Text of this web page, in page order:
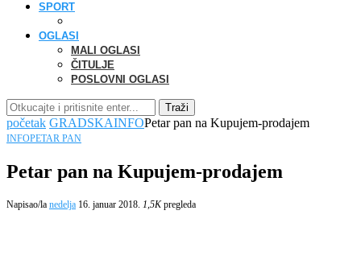
SPORT
OGLASI
MALI OGLASI
ČITULJE
POSLOVNI OGLASI
Traži
početak GRADSKAINFOPetar pan na Kupujem-prodajem
INFOPETAR PAN
Petar pan na Kupujem-prodajem
Napisao/la nedelja 16. januar 2018. 1,5Kpregleda